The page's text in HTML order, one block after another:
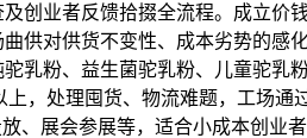
创业者反馈拾掇全流程。成立
供对供货不变性、成本劣势的
乳粉、益生菌驼乳粉、儿童驼
，处理囤货、物流难题，工场
、展会参展等，适合小成本创